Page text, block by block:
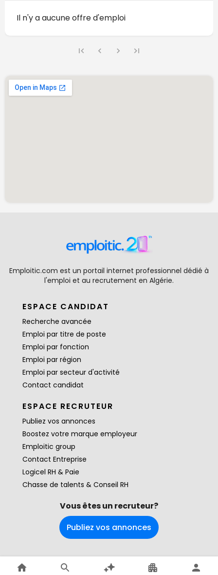
Il n'y a aucune offre d'emploi
Emploitic.com est un portail internet professionnel dédié à
l'emploi et au recrutement en Algérie.
ESPACE CANDIDAT
Recherche avancée
Emploi par titre de poste
Emploi par fonction
Emploi par région
Emploi par secteur d'activité
Contact candidat
ESPACE RECRUTEUR
Publiez vos annonces
Boostez votre marque employeur
Emploitic group
Contact Entreprise
Logicel RH & Paie
Chasse de talents & Conseil RH
Vous êtes un recruteur?
Publiez vos annonces